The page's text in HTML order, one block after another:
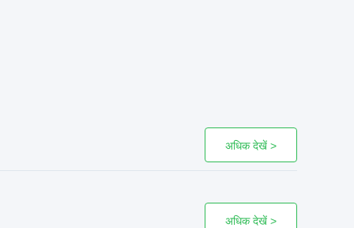
अधिक देखें >
अधिक देखें >